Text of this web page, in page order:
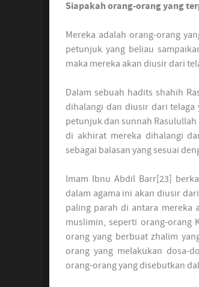
Siapakah orang-orang yang
Mereka adalah orang-orang
petunjuk yang beliau
maka mereka akan diusir dari
Dalam sebuah hadits shahih
dihalangi dan diusir dari telaga
petunjuk dan sunnah Rasulullah
di akhirat mereka dihalangi
sebagai balasan yang sesuai
Imam Ibnu Abdil Barr[23]
dalam agama ini akan diusir
paling parah di antara mereka
muslimin, seperti orang-orang
orang yang berbuat zhalim
orang yang melakukan dosa-
orang-orang yang disebutkan